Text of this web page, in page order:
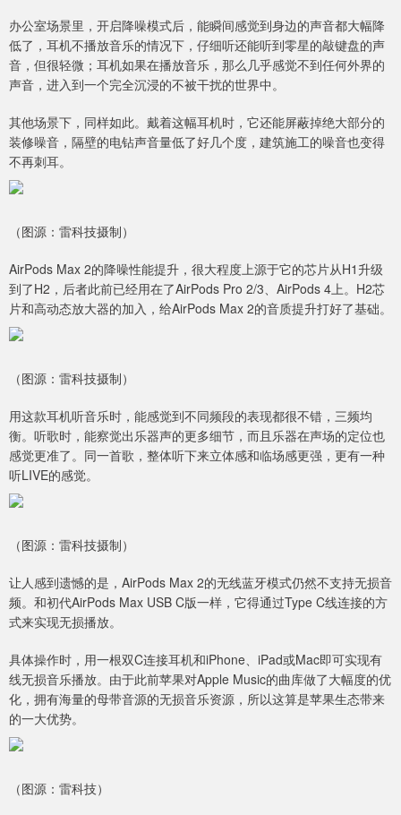
办公室场景里，开启降噪模式后，能瞬间感觉到身边的声音都大幅降
低了，耳机不播放音乐的情况下，仔细听还能听到零星的敲键盘的声
音，但很轻微；耳机如果在播放音乐，那么几乎感觉不到任何外界的
声音，进入到一个完全沉浸的不被干扰的世界中。
其他场景下，同样如此。戴着这幅耳机时，它还能屏蔽掉绝大部分的
装修噪音，隔壁的电钻声音量低了好几个度，建筑施工的噪音也变得
不再刺耳。
（图源：雷科技摄制）
AirPods Max 2的降噪性能提升，很大程度上源于它的芯片从H1升级
到了H2，后者此前已经用在了AirPods Pro 2/3、AirPods 4上。H2芯
片和高动态放大器的加入，给AirPods Max 2的音质提升打好了基础。
（图源：雷科技摄制）
用这款耳机听音乐时，能感觉到不同频段的表现都很不错，三频均
衡。听歌时，能察觉出乐器声的更多细节，而且乐器在声场的定位也
感觉更准了。同一首歌，整体听下来立体感和临场感更强，更有一种
听LIVE的感觉。
（图源：雷科技摄制）
让人感到遗憾的是，AirPods Max 2的无线蓝牙模式仍然不支持无损音
频。和初代AirPods Max USB C版一样，它得通过Type C线连接的方
式来实现无损播放。
具体操作时，用一根双C连接耳机和iPhone、iPad或Mac即可实现有
线无损音乐播放。由于此前苹果对Apple Music的曲库做了大幅度的优
化，拥有海量的母带音源的无损音乐资源，所以这算是苹果生态带来
的一大优势。
（图源：雷科技）